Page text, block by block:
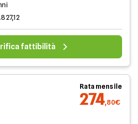
fattibilità
Rata mensile
274,80€